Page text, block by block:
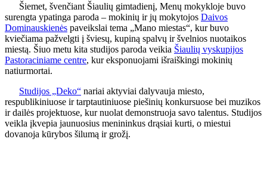
Šiemet, švenčiant Šiaulių gimtadienį, Menų mokykloje buvo
surengta ypatinga paroda – mokinių ir jų mokytojos Daivos
Dominauskienės paveikslai tema „Mano miestas“, kur buvo
kviečiama pažvelgti į šviesų, kupiną spalvų ir švelnios nuotaikos
miestą. Šiuo metu kita studijos paroda veikia Šiaulių vyskupijos
Pastoraciniame centre, kur eksponuojami išraiškingi mokinių
natiurmortai.
Studijos „Deko“ nariai aktyviai dalyvauja miesto,
respublikiniuose ir tarptautiniuose piešinių konkursuose bei muzikos
ir dailės projektuose, kur nuolat demonstruoja savo talentus. Studijos
veikla įkvepia jaunuosius menininkus drąsiai kurti, o miestui
dovanoja kūrybos šilumą ir grožį.